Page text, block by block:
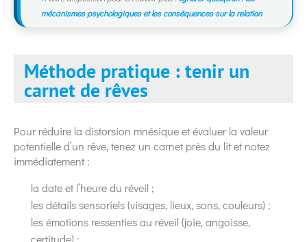
mécanismes psychologiques et les conséquences sur la relation
Méthode pratique : tenir un
carnet de rêves
Pour réduire la distorsion mnésique et évaluer la valeur
potentielle d’un rêve, tenez un carnet près du lit et notez
immédiatement :
la date et l’heure du réveil ;
les détails sensoriels (visages, lieux, sons, couleurs) ;
les émotions ressenties au réveil (joie, angoisse,
certitude) ;